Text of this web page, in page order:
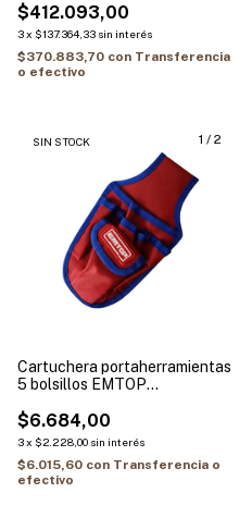
$412.093,00
3x $137.364,33 sin interés
$370.883,70 con Transferencia
o efectivo
1 / 2
SIN STOCK
Cartuchera portaherramientas
5 bolsillos EMTOP
$6.684,00
3x $2.228,00 sin interés
$6.015,60 con Transferencia o
efectivo